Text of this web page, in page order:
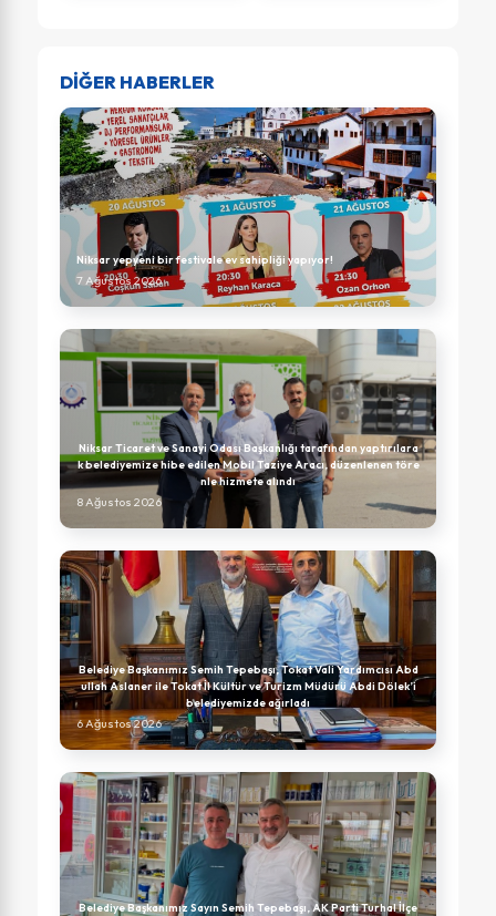
DİĞER HABERLER
Niksar yepyeni bir festivale ev sahipliği yapıyor!
7 Ağustos 2026
Niksar Ticaret ve Sanayi Odası Başkanlığı tarafından yaptırılara
k belediyemize hibe edilen Mobil Taziye Aracı, düzenlenen töre
nle hizmete alındı
8 Ağustos 2026
Belediye Başkanımız Semih Tepebaşı, Tokat Vali Yardımcısı Abd
ullah Aslaner ile Tokat İl Kültür ve Turizm Müdürü Abdi Dölek’i
belediyemizde ağırladı
6 Ağustos 2026
Belediye Başkanımız Sayın Semih Tepebaşı, AK Parti Turhal İlçe